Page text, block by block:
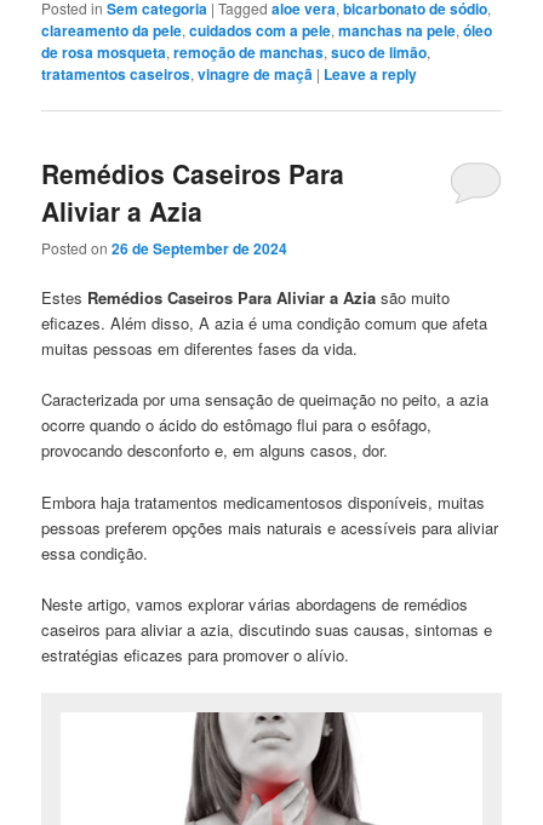
Posted in Sem categoria |Tagged aloe vera,bicarbonato de sódio,
clareamento da pele,cuidados com a pele,manchas na pele,óleo
de rosa mosqueta,remoção de manchas,suco de limão,
tratamentos caseiros,vinagre de maçã | Leave a reply
Remédios Caseiros Para
Aliviar a Azia
Posted on26 de September de 2024
Estes Remédios Caseiros Para Aliviar a Azia são muito
eficazes. Além disso, A azia é uma condição comum que afeta
muitas pessoas em diferentes fases da vida.
Caracterizada por uma sensação de queimação no peito, a azia
ocorre quando o ácido do estômago flui para o esôfago,
provocando desconforto e, em alguns casos, dor.
Embora haja tratamentos medicamentosos disponíveis, muitas
pessoas preferem opções mais naturais e acessíveis para aliviar
essa condição.
Neste artigo, vamos explorar várias abordagens de remédios
caseiros para aliviar a azia, discutindo suas causas, sintomas e
estratégias eficazes para promover o alívio.